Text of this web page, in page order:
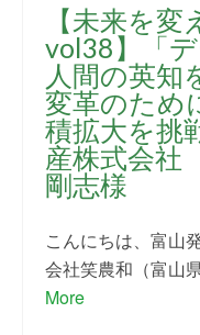
【未来を
vol38】「
人間の英知
変革のため
積拡大を挑
産株式会
剛志様
こんにちは、富山
会社笑農和（富山
More